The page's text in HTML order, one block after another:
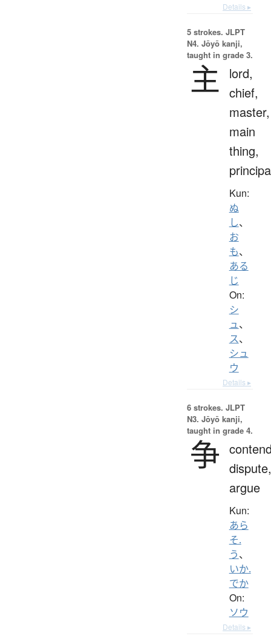
Details ▸
5 strokes. JLPT
N4. Jōyō kanji,
taught in grade 3.
主
lord,
chief,
master,
main
thing,
Kun:
ぬ
し、
お
も、
ある
じ
On:
シ
ュ、
ス、
シュ
ウ
Details ▸
6 strokes. JLPT
N3. Jōyō kanji,
taught in grade 4.
争 dispute,
argue
Kun:
あら
そ.
う、
いか.
でか
On:
ソウ
Details ▸